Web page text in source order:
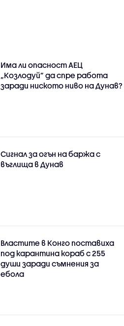
Има ли опасност АЕЦ
„Козлодуй” да спре работа
заради ниското ниво на Дунав?
Сигнал за огън на баржа с
въглища в Дунав
Властите в Конго поставиха
под карантина кораб с 255
души заради съмнения за
ебола